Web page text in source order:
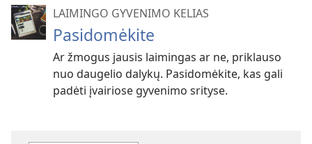
LAIMINGO GYVENIMO KELIAS
Pasidomėkite
Ar žmogus jausis laimingas ar ne, priklauso
nuo daugelio dalykų. Pasidomėkite, kas gali
padėti įvairiose gyvenimo srityse.